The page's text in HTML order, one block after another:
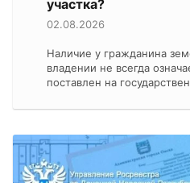
участка?
02.08.2026
Наличие у гражданина
владении не всегда
поставлен на